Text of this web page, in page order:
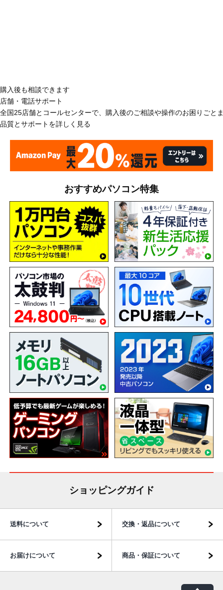
購入後も相談できます
店舗・電話サポート
全国25店舗とコールセンターで、購入後のご相談や操作のお困りごと
品質とサポートを詳しく見る
おすすめパソコン特集
ショッピングガイド
送料について 交換・返品について
お届けについて 商品・保証について